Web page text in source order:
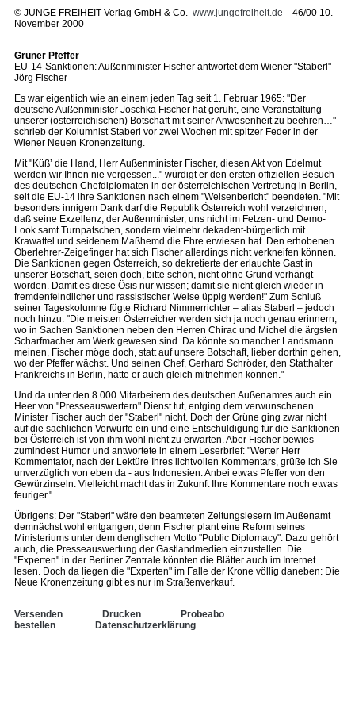
© JUNGE FREIHEIT Verlag GmbH & Co. www.jungefreiheit.de 46/00 10.
November 2000
Grüner Pfeffer
EU-14-Sanktionen: Außenminister Fischer antwortet dem Wiener "Staberl"
Jörg Fischer
Es war eigentlich wie an einem jeden Tag seit 1. Februar 1965: "Der
deutsche Außenminister Joschka Fischer hat geruht, eine Veranstaltung
unserer (österreichischen) Botschaft mit seiner Anwesenheit zu beehren…"
schrieb der Kolumnist Staberl vor zwei Wochen mit spitzer Feder in der
Wiener Neuen Kronenzeitung.
Mit "Küß’ die Hand, Herr Außenminister Fischer, diesen Akt von Edelmut
werden wir Ihnen nie vergessen..." würdigt er den ersten offiziellen Besuch
des deutschen Chefdiplomaten in der österreichischen Vertretung in Berlin,
seit die EU-14 ihre Sanktionen nach einem "Weisenbericht" beendeten. "Mit
besonders innigem Dank darf die Republik Österreich wohl verzeichnen,
daß seine Exzellenz, der Außenminister, uns nicht im Fetzen- und Demo-
Look samt Turnpatschen, sondern vielmehr dekadent-bürgerlich mit
Krawattel und seidenem Maßhemd die Ehre erwiesen hat. Den erhobenen
Oberlehrer-Zeigefinger hat sich Fischer allerdings nicht verkneifen können.
Die Sanktionen gegen Österreich, so dekretierte der erlauchte Gast in
unserer Botschaft, seien doch, bitte schön, nicht ohne Grund verhängt
worden. Damit es diese Ösis nur wissen; damit sie nicht gleich wieder in
fremdenfeindlicher und rassistischer Weise üppig werden!" Zum Schluß
seiner Tageskolumne fügte Richard Nimmerrichter – alias Staberl – jedoch
noch hinzu: "Die meisten Österreicher werden sich ja noch genau erinnern,
wo in Sachen Sanktionen neben den Herren Chirac und Michel die ärgsten
Scharfmacher am Werk gewesen sind. Da könnte so mancher Landsmann
meinen, Fischer möge doch, statt auf unsere Botschaft, lieber dorthin gehen,
wo der Pfeffer wächst. Und seinen Chef, Gerhard Schröder, den Statthalter
Frankreichs in Berlin, hätte er auch gleich mitnehmen können."
Und da unter den 8.000 Mitarbeitern des deutschen Außenamtes auch ein
Heer von "Presseauswertern" Dienst tut, entging dem verwunschenen
Minister Fischer auch der "Staberl" nicht. Doch der Grüne ging zwar nicht
auf die sachlichen Vorwürfe ein und eine Entschuldigung für die Sanktionen
bei Österreich ist von ihm wohl nicht zu erwarten. Aber Fischer bewies
zumindest Humor und antwortete in einem Leserbrief: "Werter Herr
Kommentator, nach der Lektüre Ihres lichtvollen Kommentars, grüße ich Sie
unverzüglich von eben da - aus Indonesien. Anbei etwas Pfeffer von den
Gewürzinseln. Vielleicht macht das in Zukunft Ihre Kommentare noch etwas
feuriger."
Übrigens: Der "Staberl" wäre den beamteten Zeitungslesern im Außenamt
demnächst wohl entgangen, denn Fischer plant eine Reform seines
Ministeriums unter dem denglischen Motto "Public Diplomacy". Dazu gehört
auch, die Presseauswertung der Gastlandmedien einzustellen. Die
"Experten" in der Berliner Zentrale könnten die Blätter auch im Internet
lesen. Doch da liegen die "Experten" im Falle der Krone völlig daneben: Die
Neue Kronenzeitung gibt es nur im Straßenverkauf.
Versenden Drucken
Probeabo
bestellen
Datenschutzerklärung